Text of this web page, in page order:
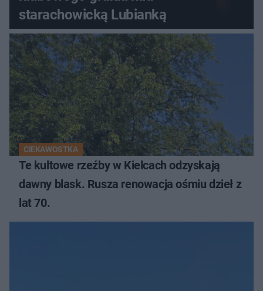
starachowicką Lubianką
CIEKAWOSTKA
Te kultowe rzeźby w Kielcach odzyskają
dawny blask. Rusza renowacja ośmiu dzieł z
lat 70.